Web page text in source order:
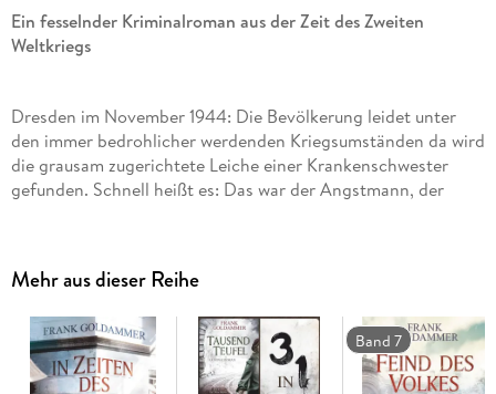
Ein fesselnder Kriminalroman aus der Zeit des Zweiten
Weltkriegs
Dresden im November 1944: Die Bevölkerung leidet unter
den immer bedrohlicher werdenden Kriegsumständen da wird
die grausam zugerichtete Leiche einer Krankenschwester
gefunden. Schnell heißt es: Das war der Angstmann, der
linientreuen Vorgesetzten. Und die Hoffnung, der
Frauenmörder sei bei dem katastrophalen Bombenangriff im
Februar 1945 umgekommen, zerschlägt sich. .
Mehr aus dieser Reihe
Band 7